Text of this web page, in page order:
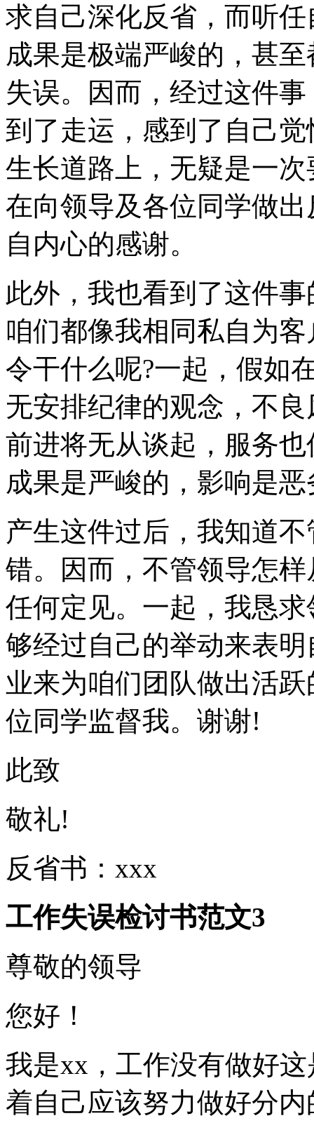
求自己深化反省，而听
成果是极端严峻的，甚
失误。因而，经过这件
到了走运，感到了自己
生长道路上，无疑是一
在向领导及各位同学做
自内心的感谢。
此外，我也看到了这件
咱们都像我相同私自为
令干什么呢?一起，假如
无安排纪律的观念，不
前进将无从谈起，服务
成果是严峻的，影响是
产生这件过后，我知道
错。因而，不管领导怎
任何定见。一起，我恳
够经过自己的举动来表
业来为咱们团队做出活
位同学监督我。谢谢!
此致
敬礼!
反省书：xxx
工作失误检讨书范文3
尊敬的领导
您好！
我是xx，工作没有做好
着自己应该努力做好分